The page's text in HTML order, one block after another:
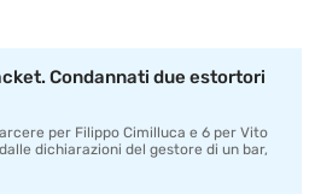
Condannati due estortori
per Filippo Cimilluca e 6 per Vito
dichiarazioni del gestore di un bar,